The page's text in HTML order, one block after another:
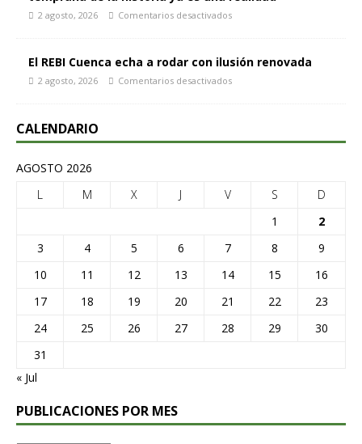
2 agosto, 2026 Comentarios desactivados
El REBI Cuenca echa a rodar con ilusión renovada
2 agosto, 2026 Comentarios desactivados
CALENDARIO
AGOSTO 2026
L
M X J V S
D
1
2
3
4 5 6 7 8
9
10
11 12 13 14 15
16
17
18 19 20 21 22
23
24
25 26 27 28 29
30
31
« Jul
PUBLICACIONES POR MES